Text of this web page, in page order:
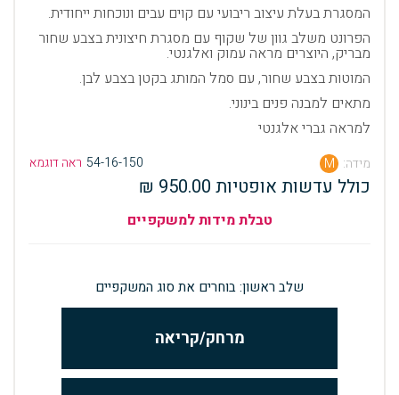
המסגרת בעלת עיצוב ריבועי עם קוים עבים ונוכחות ייחודית.
הפרונט משלב גוון של שקוף עם מסגרת חיצונית בצבע שחור
מבריק, היוצרים מראה עמוק ואלגנטי.
המוטות בצבע שחור, עם סמל המותג בקטן בצבע לבן.
מתאים למבנה פנים בינוני.
למראה גברי אלגנטי
מידה: M
54-16-150 ראה דוגמא
כולל עדשות אופטיות 950.00 ₪
טבלת מידות למשקפיים
שלב ראשון: בוחרים את סוג המשקפיים
מרחק/קריאה